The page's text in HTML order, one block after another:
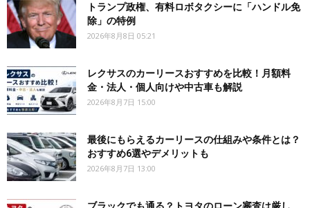
トランプ政権、有料ロボタクシーに「ハンドル免
除」の特例
2026年8月8日 05:21
レクサスのカーリースおすすめを比較！月額料
金・法人・個人向けや中古車も解説
2026年8月7日 15:00
最後にもらえるカーリースの仕組みや条件とは？
おすすめ6選やデメリットも
2026年8月7日 13:00
ブラックでも通る？トヨタのローン審査は厳し